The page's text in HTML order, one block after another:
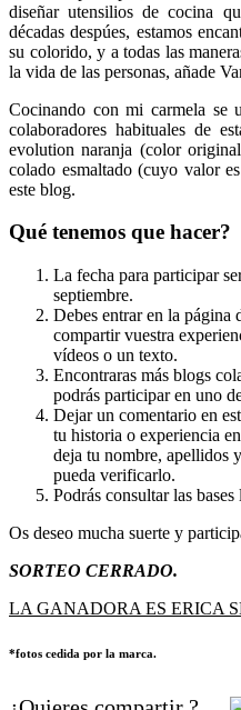
diseñar utensilios de cocina
décadas despúes, estamos
su colorido, y a todas las
la vida de las personas, añade
Cocinando con mi carmela se
colaboradores habituales de
evolution naranja (color
colado esmaltado (cuyo valor
este blog.
Qué tenemos que hacer?
La fecha para participar
septiembre.
Debes entrar en la página
compartir vuestra
vídeos o un texto.
Encontraras más blogs
podrás participar en uno
Dejar un comentario en
tu historia o experiencia
deja tu nombre, apellidos
pueda verificarlo.
Podrás consultar las bases
Os deseo mucha suerte y
SORTEO CERRADO.
LA GANADORA ES ERICA
*fotos cedida por la marca.